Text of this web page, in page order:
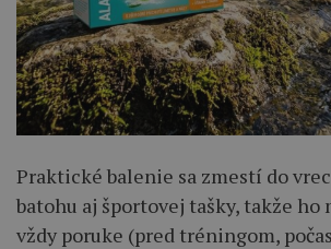
Praktické balenie sa zmestí do
batohu aj športovej tašky, takže ho
vždy poruke (pred tréningom,